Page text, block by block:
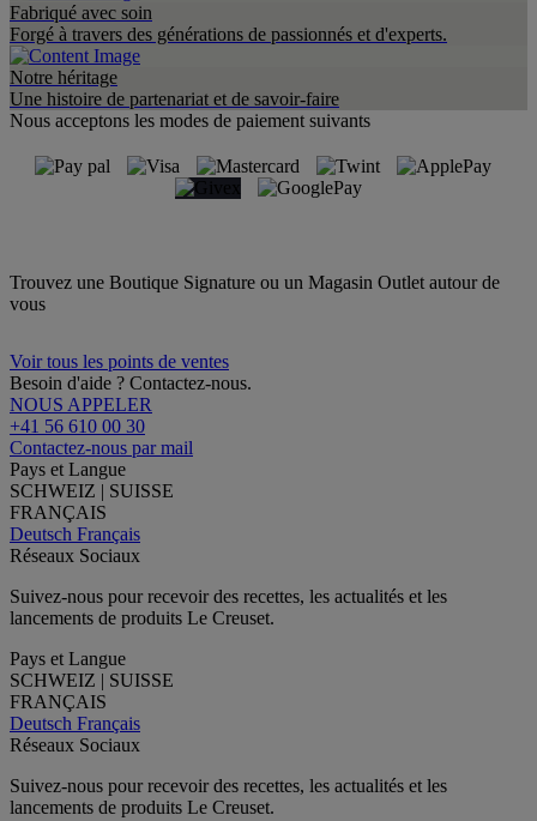
Fabriqué avec soin
Forgé à travers des générations de passionnés et d'experts.
Notre héritage
Une histoire de partenariat et de savoir-faire
Nous acceptons les modes de paiement suivants
Trouvez une Boutique Signature ou un Magasin Outlet autour de
vous
Voir tous les points de ventes
Besoin d'aide ? Contactez-nous.
NOUS APPELER
+41 56 610 00 30
Contactez-nous par mail
Pays et Langue
SCHWEIZ | SUISSE
FRANÇAIS
Deutsch Français
Réseaux Sociaux
Suivez-nous pour recevoir des recettes, les actualités et les
lancements de produits Le Creuset.
Pays et Langue
SCHWEIZ | SUISSE
FRANÇAIS
Deutsch Français
Réseaux Sociaux
Suivez-nous pour recevoir des recettes, les actualités et les
lancements de produits Le Creuset.